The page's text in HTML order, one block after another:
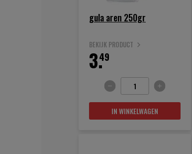
gula aren 250gr
BEKIJK PRODUCT
49
3.
IN WINKELWAGEN